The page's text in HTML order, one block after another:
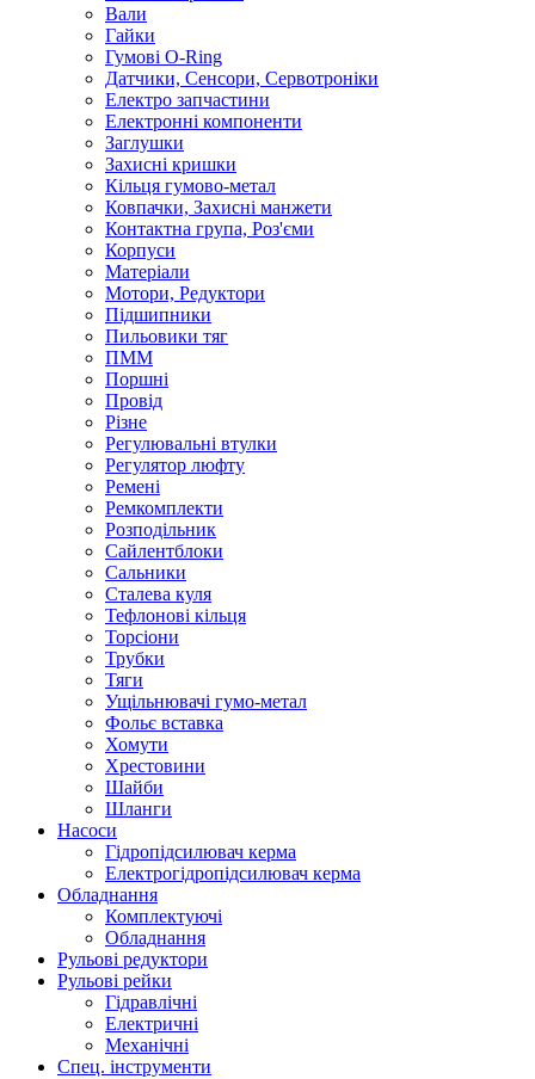
Вали
Гайки
Гумові O-Ring
Датчики, Сенсори, Сервотроніки
Електро запчастини
Електронні компоненти
Заглушки
Захисні кришки
Кільця гумово-метал
Ковпачки, Захисні манжети
Контактна група, Роз'єми
Корпуси
Матеріали
Мотори, Редуктори
Підшипники
Пильовики тяг
ПММ
Поршні
Провід
Різне
Регулювальні втулки
Регулятор люфту
Ремені
Ремкомплекти
Розподільник
Сайлентблоки
Сальники
Сталева куля
Тефлонові кільця
Торсіони
Трубки
Тяги
Ущільнювачі гумо-метал
Фольє вставка
Хомути
Хрестовини
Шайби
Шланги
Насоси
Гідропідсилювач керма
Електрогідропідсилювач керма
Обладнання
Комплектуючі
Обладнання
Рульові редуктори
Рульові рейки
Гідравлічні
Електричні
Механічні
Спец. інструменти